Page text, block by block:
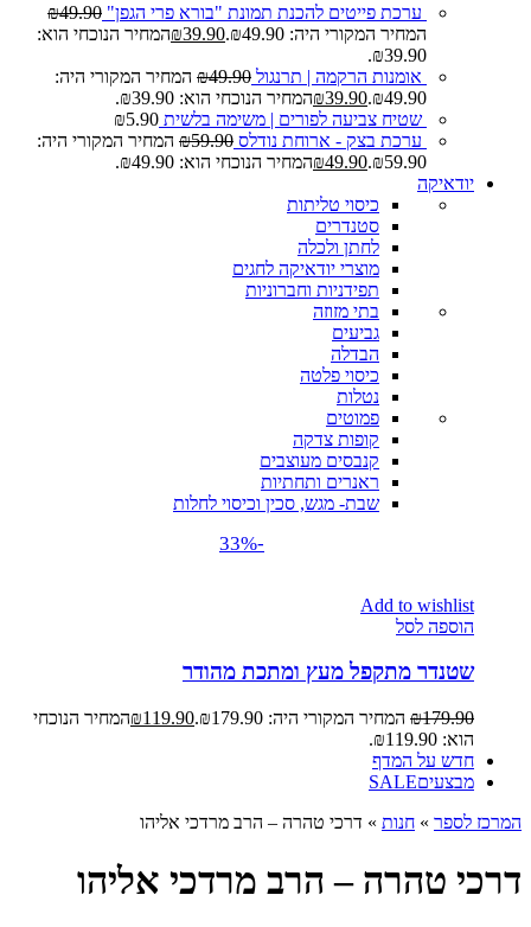
ערכת פייטים להכנת תמונת "בורא פרי הגפן" ₪49.90
המחיר המקורי היה: ₪49.90.
₪39.90
המחיר הנוכחי הוא:
₪39.90.
אומנות הרקמה | תרנגול
₪49.90
המחיר המקורי היה:
₪49.90.
₪39.90
המחיר הנוכחי הוא: ₪39.90.
שטיח צביעה לפורים | משימה בלשית
₪5.90
ערכת בצק - ארוחת נודלס
₪59.90
המחיר המקורי היה:
₪59.90.
₪49.90
המחיר הנוכחי הוא: ₪49.90.
יודאיקה
כיסוי טליתות
סטנדרים
לחתן ולכלה
מוצרי יודאיקה לחגים
תפידניות וחברוניות
בתי מזוזה
גביעים
הבדלה
כיסוי פלטה
נטלות
פמוטים
קופות צדקה
קנבסים מעוצבים
ראנרים ותחתיות
שבת- מגש, סכין וכיסוי לחלות
-33%
Add to wishlist
הוספה לסל
שטנדר מתקפל מעץ ומתכת מהודר
₪179.90 המחיר המקורי היה: ₪179.90. ₪119.90
המחיר הנוכחי
הוא: ₪119.90.
חדש על המדף
מבצעיםSALE
המרכז לספר » חנות » דרכי טהרה – הרב מרדכי אליהו
דרכי טהרה – הרב מרדכי אליהו